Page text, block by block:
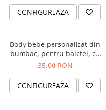
Cadouri Copii
Cadouri 1-8 Martie
Cadouri Paste
Halloween
Portfard Personalizat
CONFIGUREAZA
Body bebe personalizat din
bumbac, pentru baietel, cu
nume si pisicuta, cadou
35,00 RON
CONFIGUREAZA